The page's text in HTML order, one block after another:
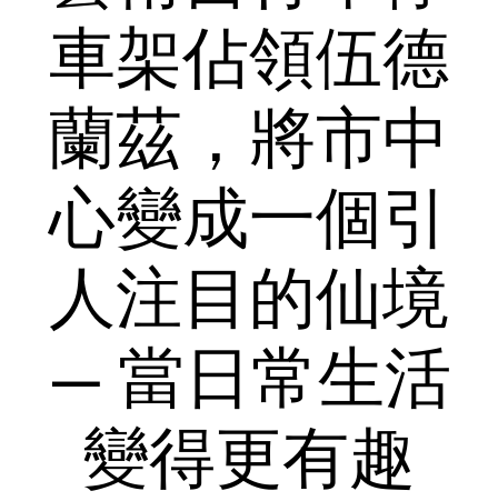
車架佔領伍德
蘭茲，將市中
心變成一個引
人注目的仙境
— 當日常生活
變得更有趣